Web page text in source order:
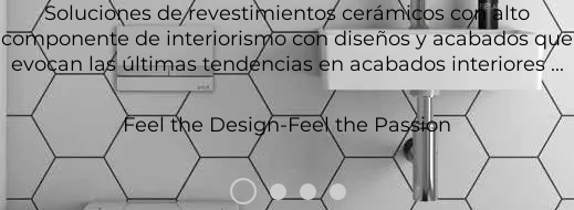
Soluciones derevestimientoscerámicos con alto
componente de interiorismo con diseños y acabados que
evocan las últimas tendencias en acabados interiores ...
Feel the Design-Feel the Passion